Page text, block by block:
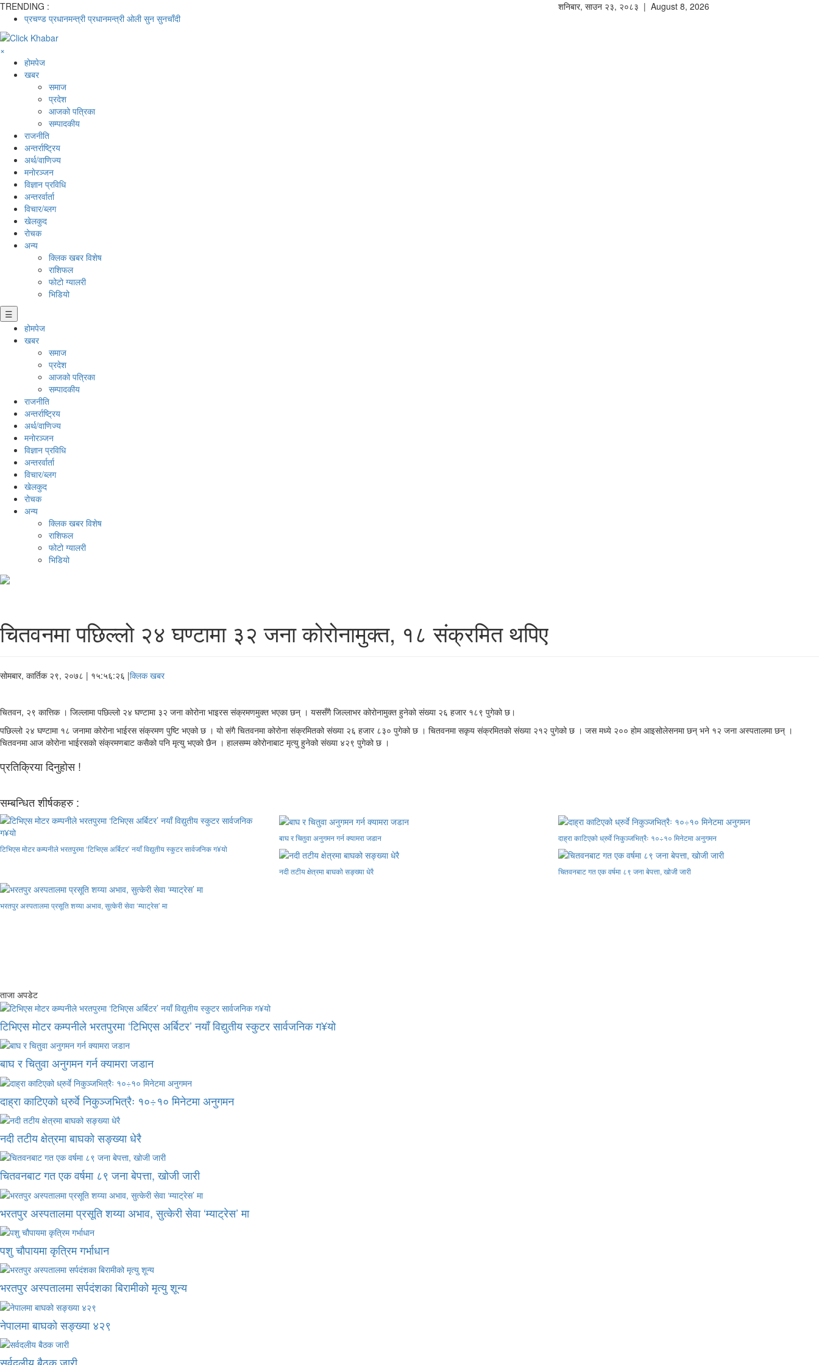
TRENDING :
प्रचण्ड प्रधानमन्त्री प्रधानमन्त्री ओली सुन सुनचाँदी
शनिबार, साउन २३, २०८३ | August 8, 2026
×
होमपेज
खबर
समाज
प्रदेश
आजको पत्रिका
सम्पादकीय
राजनीति
अन्तर्राष्ट्रिय
अर्थ/वाणिज्य
मनाेरञ्जन
विज्ञान प्रविधि
अन्तरर्वार्ता
विचार/ब्लग
खेलकुद
रोचक
अन्य
क्लिक खबर विशेष
राशिफल
फोटो ग्यालरी
भिडियो
☰
होमपेज
खबर
समाज
प्रदेश
आजको पत्रिका
सम्पादकीय
राजनीति
अन्तर्राष्ट्रिय
अर्थ/वाणिज्य
मनाेरञ्जन
विज्ञान प्रविधि
अन्तरर्वार्ता
विचार/ब्लग
खेलकुद
रोचक
अन्य
क्लिक खबर विशेष
राशिफल
फोटो ग्यालरी
भिडियो
चितवनमा पछिल्लो २४ घण्टामा ३२ जना कोरोनामुक्त, १८ संक्रमित थपिए
सोमबार, कार्तिक २९, २०७८ | १५:५६:२६ |क्लिक खबर
चितवन, २९ कात्तिक । जिल्लामा पछिल्लो २४ घण्टामा ३२ जना कोरोना भाइरस संक्रमणमुक्त भएका छन् । यससँगै जिल्लाभर कोरोनामुक्त हुनेको संख्या २६ हजार १८९ पुगेको छ।
पछिल्लो २४ घण्टामा १८ जनामा कोरोना भाईरस संक्रमण पुष्टि भएको छ । यो संगै चितवनमा कोरोना संक्रमितको संख्या २६ हजार ८३० पुगेको छ । चितवनमा सकृय संक्रमितको संख्या २१२ पुगेको छ । जस मध्ये २०० होम आइसोलेसनमा छन् भने १२ जना अस्पतालमा छन् ।
चितवनमा आज कोरोना भाईरसको संक्रमणबाट कसैको पनि मृत्‍यु भएको छैन । हालसम्म कोरोनाबाट मृत्‍यु हुनेको संख्या ४२९ पुगेको छ ।
प्रतिक्रिया दिनुहोस !
सम्बन्धित शीर्षकहरु :
टिभिएस मोटर कम्पनीले भरतपुरमा ‘टिभिएस अर्बिटर’ नयाँ विद्युतीय स्कुटर सार्वजनिक ग¥यो
बाघ र चितुवा अनुगमन गर्न क्यामरा जडान दाह्रा काटिएको ध्रुर्वे निकुञ्जभित्रैः १०÷१० मिनेटमा अनुगमन
नदी तटीय क्षेत्रमा बाघको सङ्ख्या धेरै चितवनबाट गत एक वर्षमा ८९ जना बेपत्ता, खोजी जारी
भरतपुर अस्पतालमा प्रसूति शय्या अभाव, सुत्केरी सेवा ‘म्याट्रेस’ मा
ताजा अपडेट
टिभिएस मोटर कम्पनीले भरतपुरमा ‘टिभिएस अर्बिटर’ नयाँ विद्युतीय स्कुटर सार्वजनिक ग¥यो
बाघ र चितुवा अनुगमन गर्न क्यामरा जडान
दाह्रा काटिएको ध्रुर्वे निकुञ्जभित्रैः १०÷१० मिनेटमा अनुगमन
नदी तटीय क्षेत्रमा बाघको सङ्ख्या धेरै
चितवनबाट गत एक वर्षमा ८९ जना बेपत्ता, खोजी जारी
भरतपुर अस्पतालमा प्रसूति शय्या अभाव, सुत्केरी सेवा ‘म्याट्रेस’ मा
पशु चौपायमा कृत्रिम गर्भाधान
भरतपुर अस्पतालमा सर्पदंशका बिरामीको मृत्यु शून्य
नेपालमा बाघको सङ्ख्या ४२९